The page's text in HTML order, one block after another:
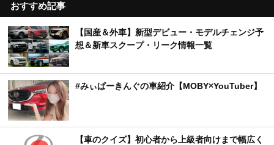
おすすめ記事
【国産＆外車】新型デビュー・モデルチェンジ予
想＆新車スクープ・リーク情報一覧
#みぃぱーきんぐの車紹介【MOBY×YouTuber】
【車のクイズ】初心者から上級者向けまで幅広く